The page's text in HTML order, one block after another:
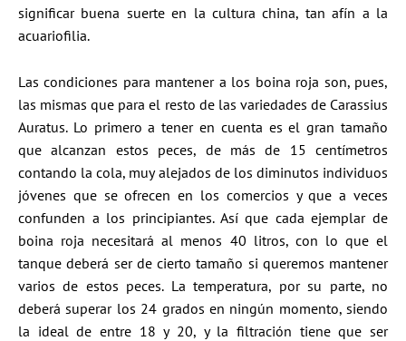
significar buena suerte en la cultura china, tan afín a la
acuariofilia.
Las condiciones para mantener a los boina roja son, pues,
las mismas que para el resto de las variedades de Carassius
Auratus. Lo primero a tener en cuenta es el gran tamaño
que alcanzan estos peces, de más de 15 centímetros
contando la cola, muy alejados de los diminutos individuos
jóvenes que se ofrecen en los comercios y que a veces
confunden a los principiantes. Así que cada ejemplar de
boina roja necesitará al menos 40 litros, con lo que el
tanque deberá ser de cierto tamaño si queremos mantener
varios de estos peces. La temperatura, por su parte, no
deberá superar los 24 grados en ningún momento, siendo
la ideal de entre 18 y 20, y la filtración tiene que ser